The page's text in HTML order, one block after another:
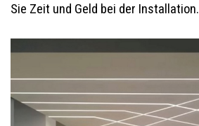
Sie Zeit und Geld bei der Installation.